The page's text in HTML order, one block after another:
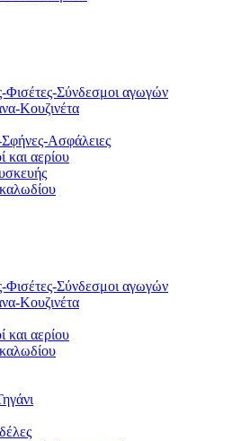
Φισέτες-Σύνδεσμοι αγωγών
Κουζινέτα
Ασφάλειες
και αερίου
Φισέτες-Σύνδεσμοι αγωγών
Κουζινέτα
και αερίου